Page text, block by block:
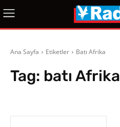
Ana Sayfa Etiketler Batı Afrika
Tag: batı Afrika